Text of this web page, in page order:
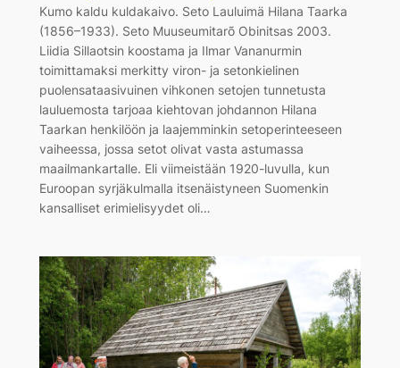
Kumo kaldu kuldakaivo. Seto Lauluimä Hilana Taarka
(1856–1933). Seto Muuseumitarõ Obinitsas 2003.
Liidia Sillaotsin koostama ja Ilmar Vananurmin
toimittamaksi merkitty viron- ja setonkielinen
puolensataasivuinen vihkonen setojen tunnetusta
lauluemosta tarjoaa kiehtovan johdannon Hilana
Taarkan henkilöön ja laajemminkin setoperinteeseen
vaiheessa, jossa setot olivat vasta astumassa
maailmankartalle. Eli viimeistään 1920-luvulla, kun
Euroopan syrjäkulmalla itsenäistyneen Suomenkin
kansalliset erimielisyydet oli…